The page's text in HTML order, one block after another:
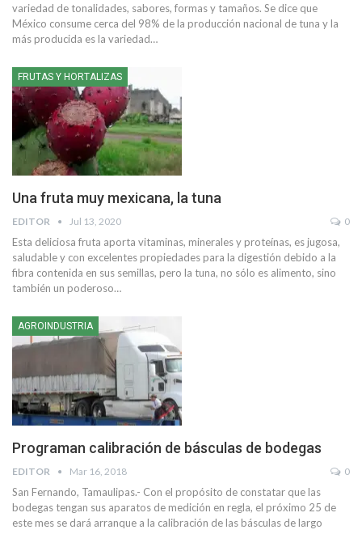
variedad de tonalidades, sabores, formas y tamaños. Se dice que
México consume cerca del 98% de la producción nacional de tuna y la
más producida es la variedad…
FRUTAS Y HORTALIZAS
Una fruta muy mexicana, la tuna
EDITOR Jul 13, 2020 0
Esta deliciosa fruta aporta vitaminas, minerales y proteínas, es jugosa,
saludable y con excelentes propiedades para la digestión debido a la
fibra contenida en sus semillas, pero la tuna, no sólo es alimento, sino
también un poderoso…
AGROINDUSTRIA
Programan calibración de básculas de bodegas
EDITOR Mar 16, 2018 0
San Fernando, Tamaulipas.- Con el propósito de constatar que las
bodegas tengan sus aparatos de medición en regla, el próximo 25 de
este mes se dará arranque a la calibración de las básculas de largo